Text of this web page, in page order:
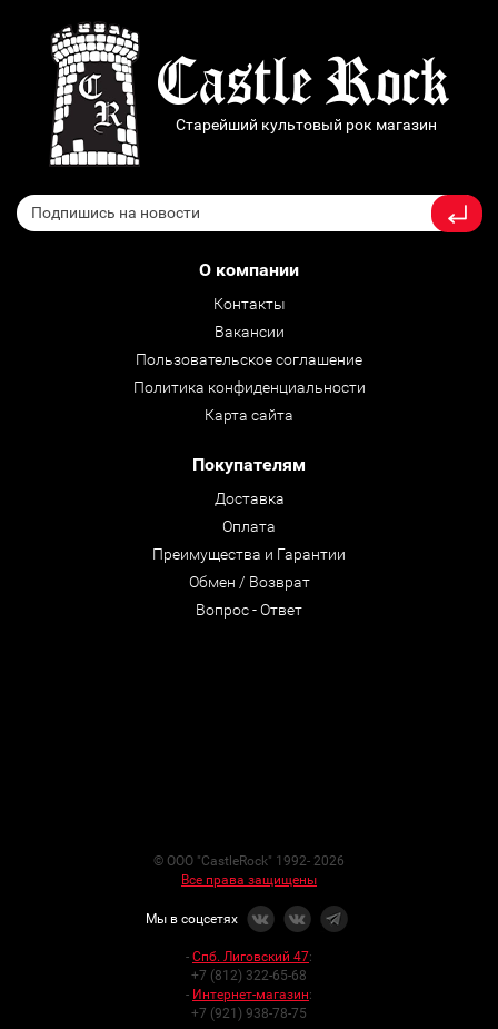
Старейший культовый рок магазин
О компании
Контакты
Вакансии
Пользовательское соглашение
Политика конфиденциальности
Карта сайта
Покупателям
Доставка
Оплата
Преимущества и Гарантии
Обмен / Возврат
Вопрос - Ответ
© ООО "CastleRock" 1992- 2026
Все права защищены
Мы в соцсетях
- Спб. Лиговский 47:
+7 (812) 322-65-68
- Интернет-магазин:
+7 (921) 938-78-75